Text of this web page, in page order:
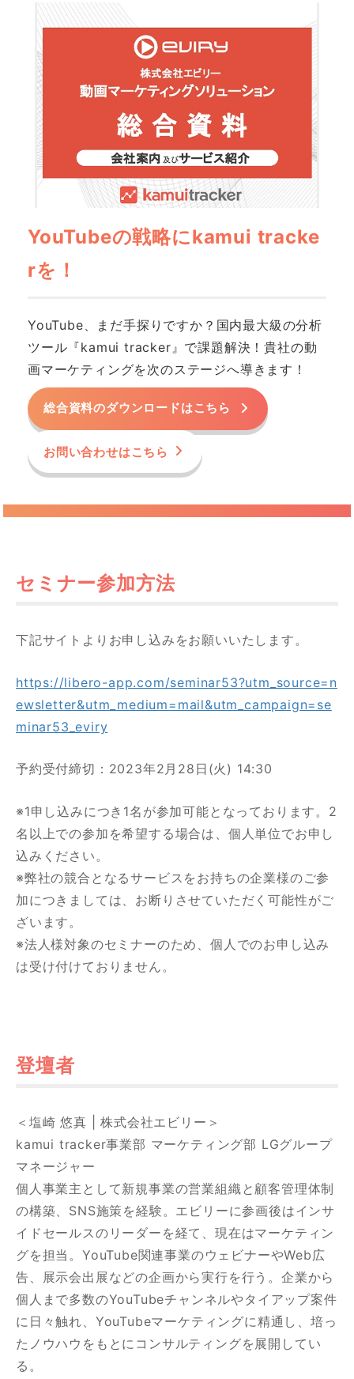
YouTubeの戦略にkamui tracke
rを！
YouTube、まだ手探りですか？国内最大級の分析
ツール『kamui tracker』で課題解決！貴社の動
画マーケティングを次のステージへ導きます！
総合資料のダウンロードはこちら
お問い合わせはこちら
セミナー参加方法
下記サイトよりお申し込みをお願いいたします。
https://libero-app.com/seminar53?utm_source=n
ewsletter&utm_medium=mail&utm_campaign=se
minar53_eviry
予約受付締切：2023年2月28日(火) 14:30
※1申し込みにつき1名が参加可能となっております。2
名以上での参加を希望する場合は、個人単位でお申し
込みください。
※弊社の競合となるサービスをお持ちの企業様のご参
加につきましては、お断りさせていただく可能性がご
ざいます。
※法人様対象のセミナーのため、個人でのお申し込み
は受け付けておりません。
登壇者
＜塩崎 悠真 | 株式会社エビリー＞
kamui tracker事業部 マーケティング部 LGグループ
マネージャー
個人事業主として新規事業の営業組織と顧客管理体制
の構築、SNS施策を経験。エビリーに参画後はインサ
イドセールスのリーダーを経て、現在はマーケティン
グを担当。YouTube関連事業のウェビナーやWeb広
告、展示会出展などの企画から実行を行う。企業から
個人まで多数のYouTubeチャンネルやタイアップ案件
に日々触れ、YouTubeマーケティングに精通し、培っ
たノウハウをもとにコンサルティングを展開してい
る。